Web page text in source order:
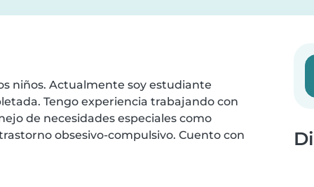
niños. Actualmente soy estudiante
Tengo experiencia trabajando con
de necesidades especiales como
obsesivo-compulsivo. Cuento con